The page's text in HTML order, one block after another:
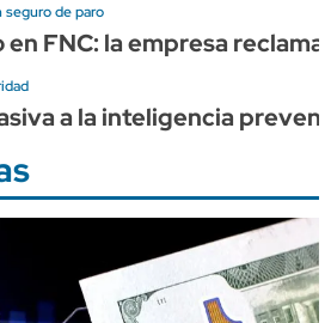
seguro de paro
FNC: la empresa
a la inteligencia